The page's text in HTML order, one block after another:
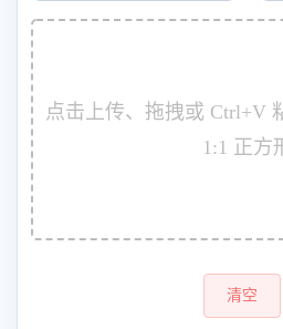
点击上传、拖拽或 Ctrl+V
1:1 正方
清空